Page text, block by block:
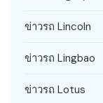
ข่าวรถ Lincoln
ข่าวรถ Lingbao
ข่าวรถ Lotus